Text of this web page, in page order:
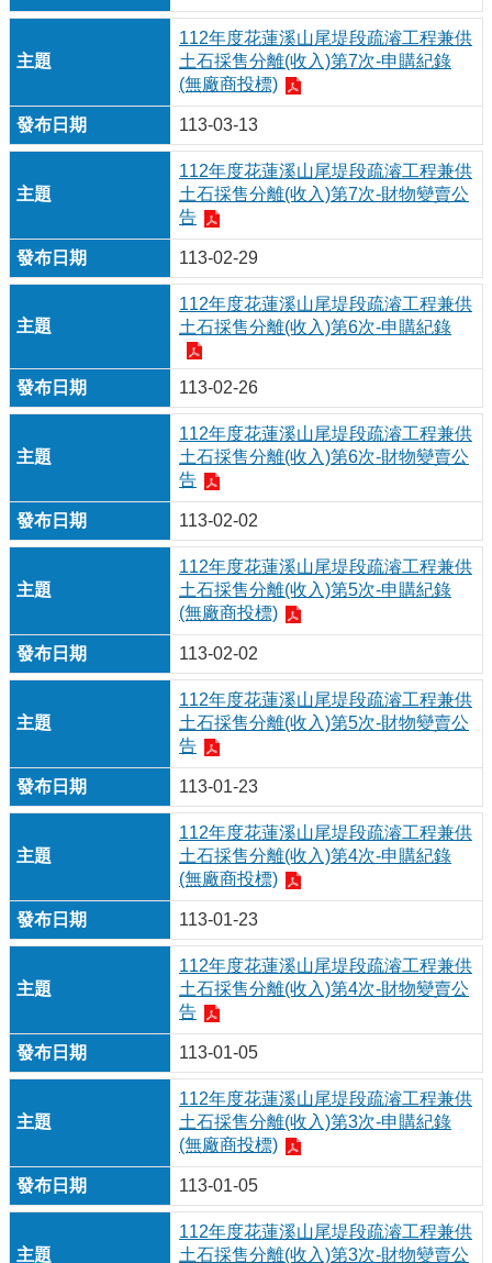
112年度花蓮溪山尾堤段疏濬工程兼供
土石採售分離(收入)第7次-申購紀錄
(無廠商投標)
113-03-13
112年度花蓮溪山尾堤段疏濬工程兼供
土石採售分離(收入)第7次-財物變賣公
告
113-02-29
112年度花蓮溪山尾堤段疏濬工程兼供
土石採售分離(收入)第6次-申購紀錄
113-02-26
112年度花蓮溪山尾堤段疏濬工程兼供
土石採售分離(收入)第6次-財物變賣公
告
113-02-02
112年度花蓮溪山尾堤段疏濬工程兼供
土石採售分離(收入)第5次-申購紀錄
(無廠商投標)
113-02-02
112年度花蓮溪山尾堤段疏濬工程兼供
土石採售分離(收入)第5次-財物變賣公
告
113-01-23
112年度花蓮溪山尾堤段疏濬工程兼供
土石採售分離(收入)第4次-申購紀錄
(無廠商投標)
113-01-23
112年度花蓮溪山尾堤段疏濬工程兼供
土石採售分離(收入)第4次-財物變賣公
告
113-01-05
112年度花蓮溪山尾堤段疏濬工程兼供
土石採售分離(收入)第3次-申購紀錄
(無廠商投標)
113-01-05
112年度花蓮溪山尾堤段疏濬工程兼供
土石採售分離(收入)第3次-財物變賣公